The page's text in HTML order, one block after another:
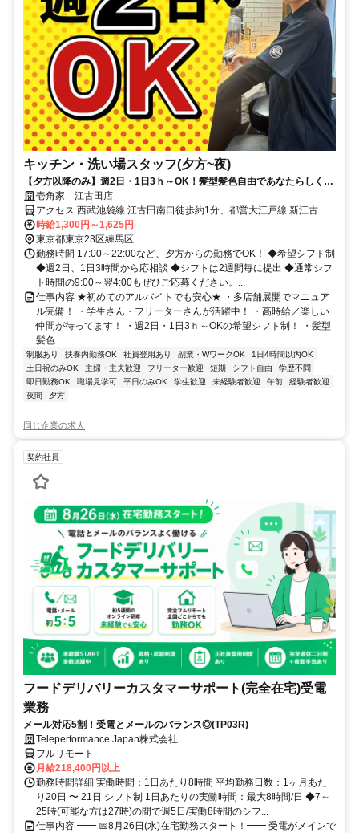
キッチン・洗い場スタッフ(夕方~夜)
【夕方以降のみ】週2日・1日3ｈ～OK！髪型髪色自由であなたらしく勤
務！壱角家 江古田店
アクセス 西武池袋線 江古田南口徒歩約1分、都営大江戸線 新江古田
エレベータ出入口徒歩約7分、西武有楽町線 新桜台2番口徒歩約8分
時給1,300円～1,625円
東京都東京23区練馬区
勤務時間 17:00～22:00など、夕方からの勤務でOK！ ◆希望シフト制
◆週2日、1日3時間から応相談 ◆シフトは2週間毎に提出 ◆通常シフ
ト時間の9:00～翌4:00もぜひご応募ください。...
仕事内容 ★初めてのアルバイトでも安心★ ・多店舗展開でマニュア
ル完備！ ・学生さん・フリーターさんが活躍中！ ・高時給／楽しい
仲間が待ってます！ ・週2日・1日3ｈ～OKの希望シフト制！ ・髪型
髪色...
制服あり 扶養内勤務OK 社員登用あり 副業・WワークOK
1日4時間以内OK
土日祝のみOK
主婦・主夫歓迎 フリーター歓迎 短期 シフト自由
学歴不問
即日勤務OK
職場見学可 平日のみOK 学生歓迎 未経験者歓迎 午前
経験者歓迎
夜間
夕方
同じ企業の求人
契約社員
フードデリバリーカスタマーサポート(完全在宅)受電
業務
メール対応5割！受電とメールのバランス◎(TP03R)
Teleperformance Japan株式会社
フルリモート
月給218,400円以上
勤務時間詳細 実働時間：1日あたり8時間 平均勤務日数：1ヶ月あた
り20日 〜 21日 シフト制 1日あたりの実働時間：最大8時間/日 ◆7～
25時(可能な方は27時)の間で週5日/実働8時間のシフ...
仕事内容 ━━ 📅8月26日(水)在宅勤務スタート！━━ 受電がメインで